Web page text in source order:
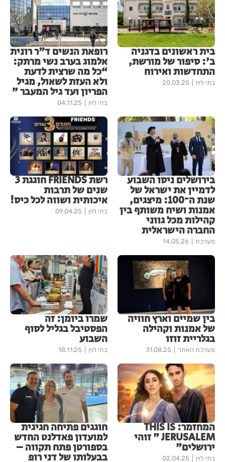
בית ראשונים בדגניה
ב': סיפור של מורשת,
התחדשות ואירוח
בתי לוין 20.03.25
רופאת הנשים ד"ר רונית
אלמוג בערב נשי מרתק:
“כל מה שרצית לדעת
ולא העזת לשאול, מגיל
הפריון ועד גיל המעבר ”
בתי לוין 04.11.25
בירושלים ניסו השבוע
לדמיין את ישראל של
שנת ה־100: מיצגים,
אמנות ושיח משותף בין
קהילות מכל גווני
החברה הישראלית
מערכת 14.05.26
רשת FRIENDS חוגגת 3
שנים של תרבות
איכותית ושווה לכל כיס!
בתי לוין 09.04.25
בין שמיים וארץ חוויה
של אמנות וקהילה
בגלריית זוזו
מערכת האתר 31.08.25
שמרו ביומן: זה
הפסטיבל בגליל לסוף
השבוע
בתי לוין 18.11.25
המחזמר: THIS IS
JERUSALEM " זוהי
ירושלים"
בתי לוין 02.04.25
חוגגים פתיחה חגיגית
למועדון פאדלנט החדש
בספורטן פתח תקווה –
בבעלותו של דני רופ